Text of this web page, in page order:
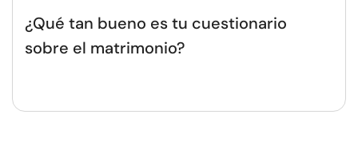
¿Qué tan bueno es tu cuestionario
sobre el matrimonio?